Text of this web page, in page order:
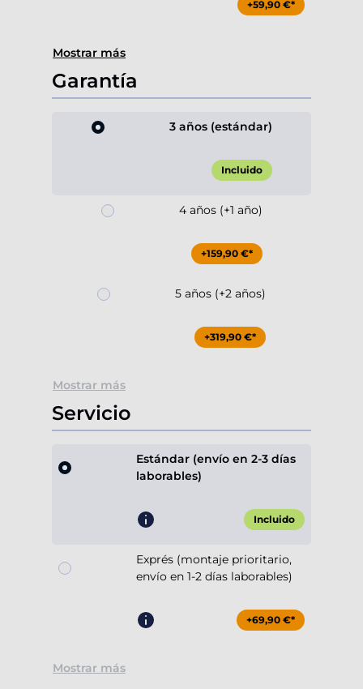
+59,90 €*
Mostrar más
Garantía
3 años (estándar)
Incluido
4 años (+1 año)
+159,90 €*
5 años (+2 años)
+319,90 €*
Mostrar más
Servicio
Estándar (envío en 2-3 días
laborables)
Incluido
Exprés (montaje prioritario,
envío en 1-2 días laborables)
+69,90 €*
Mostrar más